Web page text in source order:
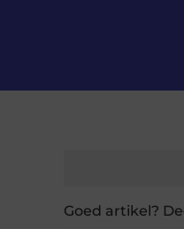
Goed artikel?